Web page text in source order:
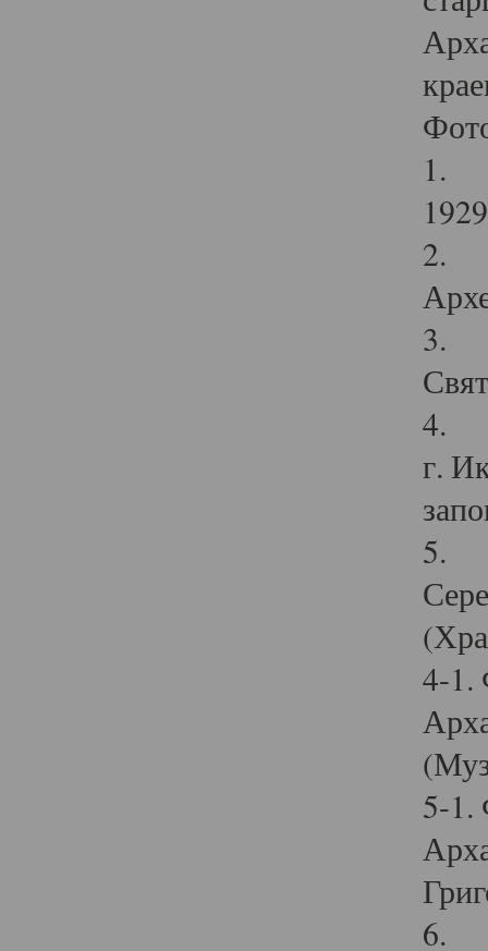
1.
2.
3.
4.
г.
5.
4-1.
5-1.
6.